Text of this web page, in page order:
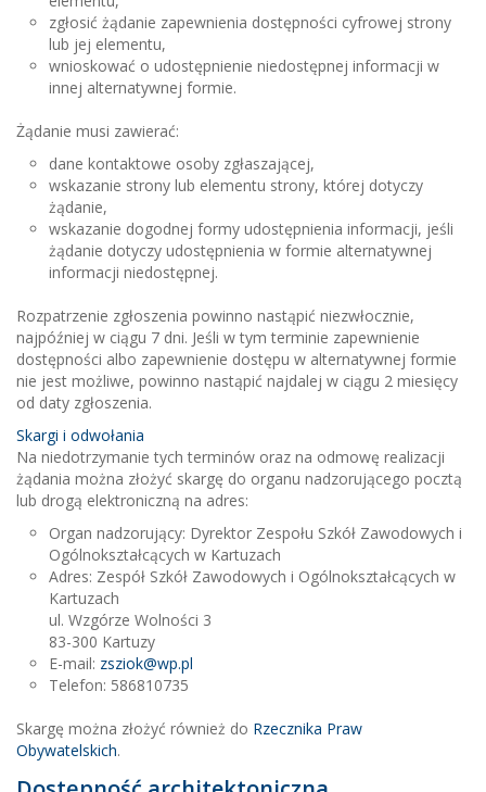
zgłosić żądanie zapewnienia dostępności cyfrowej strony
lub jej elementu,
wnioskować o udostępnienie niedostępnej informacji w
innej alternatywnej formie.
Żądanie musi zawierać:
dane kontaktowe osoby zgłaszającej,
wskazanie strony lub elementu strony, której dotyczy
żądanie,
wskazanie dogodnej formy udostępnienia informacji, jeśli
żądanie dotyczy udostępnienia w formie alternatywnej
informacji niedostępnej.
Rozpatrzenie zgłoszenia powinno nastąpić niezwłocznie,
najpóźniej w ciągu 7 dni. Jeśli w tym terminie zapewnienie
dostępności albo zapewnienie dostępu w alternatywnej formie
nie jest możliwe, powinno nastąpić najdalej w ciągu 2 miesięcy
od daty zgłoszenia.
Skargi i odwołania
Na niedotrzymanie tych terminów oraz na odmowę realizacji
żądania można złożyć skargę do organu nadzorującego pocztą
lub drogą elektroniczną na adres:
Organ nadzorujący: Dyrektor Zespołu Szkół Zawodowych i
Ogólnokształcących w Kartuzach
Adres: Zespół Szkół Zawodowych i Ogólnokształcących w
Kartuzach
ul. Wzgórze Wolności 3
83-300 Kartuzy
E-mail: zsziok@wp.pl
Telefon: 586810735
Skargę można złożyć również do Rzecznika Praw
Obywatelskich.